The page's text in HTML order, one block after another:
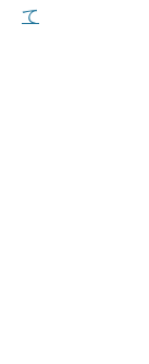
て